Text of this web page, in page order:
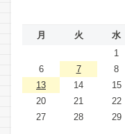
月 火 水
1
6
7 8
13
14 15
20
21 22
27
28 29